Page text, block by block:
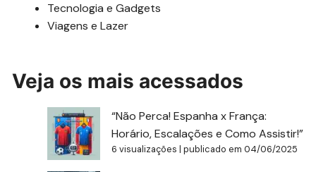
Tecnologia e Gadgets
Viagens e Lazer
Veja os mais acessados
“Não Perca! Espanha x França:
Horário, Escalações e Como Assistir!”
6 visualizações |publicado em 04/06/2025